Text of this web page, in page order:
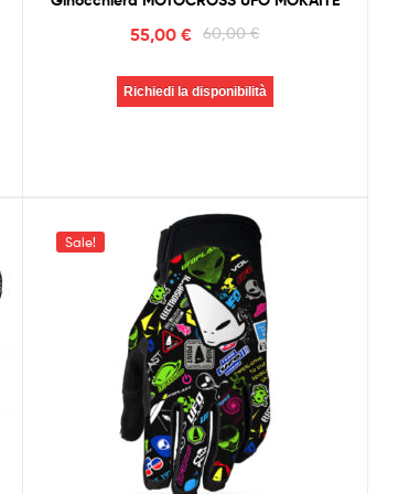
60,00€
55,00€
Richiedi la disponibilità
Sale!